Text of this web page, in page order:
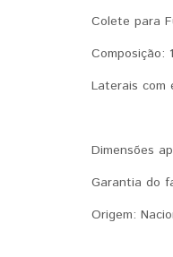
Colete para
Composição:
Laterais com
Dimensões
Garantia do
Origem: